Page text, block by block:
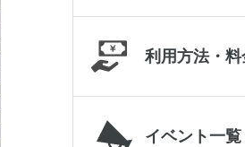
岩手県立
利用方法・料
イベント一覧